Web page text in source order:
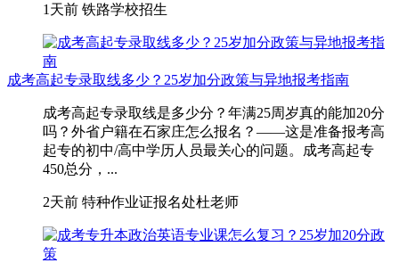
1天前 铁路学校招生
成考高起专录取线多少？25岁加分政策与异地报考指南
成考高起专录取线是多少分？年满25周岁真的能加20分
吗？外省户籍在石家庄怎么报名？——这是准备报考高
起专的初中/高中学历人员最关心的问题。成考高起专
450总分，...
2天前 特种作业证报名处杜老师